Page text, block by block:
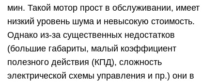
мин. Такой мотор прост в обслуживании, имеет
низкий уровень шума и невысокую стоимость.
Однако из-за существенных недостатков
(большие габариты, малый коэффициент
полезного действия (КПД), сложность
электрической схемы управления и пр.) они в